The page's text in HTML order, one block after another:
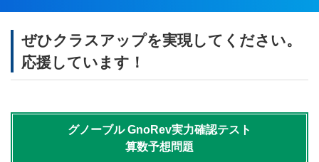
ぜひクラスアップを実現してください。
応援しています！
グノーブルGnoRev実力確認テスト
算数予想問題